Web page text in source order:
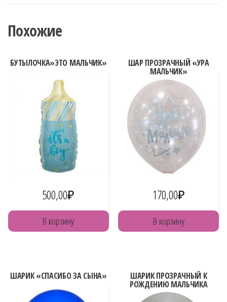
Похожие
БУТЫЛОЧКА»ЭТО МАЛЬЧИК»
500,00₽
В корзину
ШАР ПРОЗРАЧНЫЙ «УРА
МАЛЬЧИК»
170,00₽
В корзину
ШАРИК «СПАСИБО ЗА СЫНА» ШАРИК ПРОЗРАЧНЫЙ К
РОЖДЕНИЮ МАЛЬЧИКА